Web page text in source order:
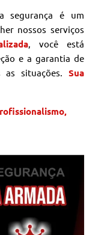
segurança é um
nossos serviços
, você está
e a garantia de
situações.
Sua